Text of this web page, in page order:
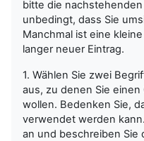
bitte die
unbedingt, dass Sie
Manchmal ist eine
langer neuer Eintrag.
1. Wählen Sie zwei
aus, zu denen Sie
wollen. Bedenken Sie,
verwendet werden
an und beschreiben Sie